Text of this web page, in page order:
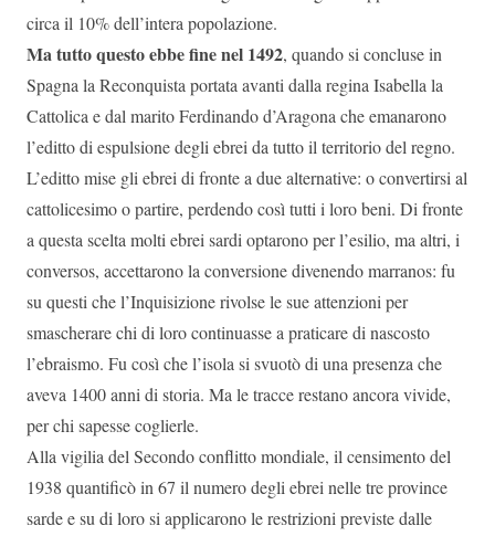
circa il 10% dell’intera popolazione.
Ma tutto questo ebbe fine nel 1492, quando si concluse in
Spagna la Reconquista portata avanti dalla regina Isabella la
Cattolica e dal marito Ferdinando d’Aragona che emanarono
l’editto di espulsione degli ebrei da tutto il territorio del regno.
L’editto mise gli ebrei di fronte a due alternative: o convertirsi al
cattolicesimo o partire, perdendo così tutti i loro beni. Di fronte
a questa scelta molti ebrei sardi optarono per l’esilio, ma altri, i
conversos, accettarono la conversione divenendo marranos: fu
su questi che l’Inquisizione rivolse le sue attenzioni per
smascherare chi di loro continuasse a praticare di nascosto
l’ebraismo. Fu così che l’isola si svuotò di una presenza che
aveva 1400 anni di storia. Ma le tracce restano ancora vivide,
per chi sapesse coglierle.
Alla vigilia del Secondo conflitto mondiale, il censimento del
1938 quantificò in 67 il numero degli ebrei nelle tre province
sarde e su di loro si applicarono le restrizioni previste dalle